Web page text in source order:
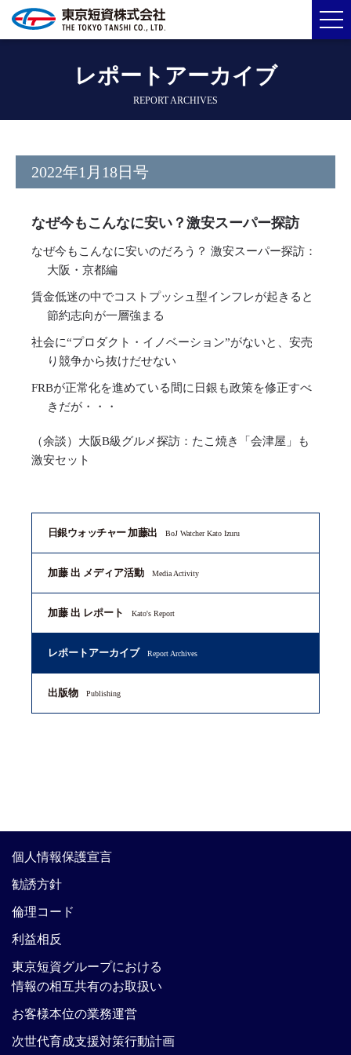
レポートアーカイブ
REPORT ARCHIVES
2022年1月18日号
なぜ今もこんなに安い？激安スーパー探訪
なぜ今もこんなに安いのだろう？ 激安スーパー探訪：
大阪・京都編
賃金低迷の中でコストプッシュ型インフレが起きると
節約志向が一層強まる
社会に“プロダクト・イノベーション”がないと、安売
り競争から抜けだせない
FRBが正常化を進めている間に日銀も政策を修正すべ
きだが・・・
（余談）大阪B級グルメ探訪：たこ焼き「会津屋」も
激安セット
日銀ウォッチャー 加藤出 BoJ Watcher Kato Izuru
加藤 出 メディア活動 Media Activity
加藤 出 レポート Kato's Report
レポートアーカイブ Report Archives
出版物 Publishing
個人情報保護宣言
勧誘方針
倫理コード
利益相反
東京短資グループにおける
情報の相互共有のお取扱い
お客様本位の業務運営
次世代育成支援対策行動計画